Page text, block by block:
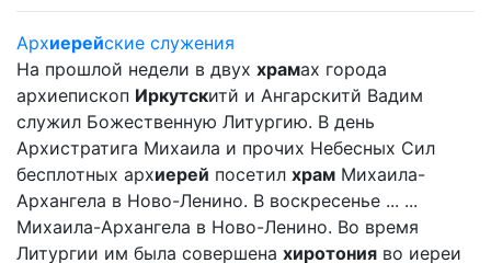
Архиерейские служения
На прошлой недели в двух храмах города
архиепископ Иркутскитй и Ангарскитй Вадим
служил Божественную Литургию. В день
Архистратига Михаила и прочих Небесных Сил
бесплотных архиерей посетил храм Михаила-
Архангела в Ново-Ленино. В воскресенье ... ...
Михаила-Архангела в Ново-Ленино. Во время
Литургии им была совершена хиротония во иереи